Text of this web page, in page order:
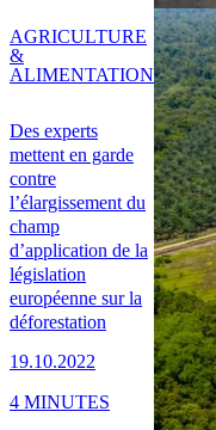
Des experts
mettent en garde
contre
l’élargissement du
champ
d’application de la
législation
européenne sur la
déforestation
19.10.2022
AGRICULTURE
&
ALIMENTATION
4 MINUTES